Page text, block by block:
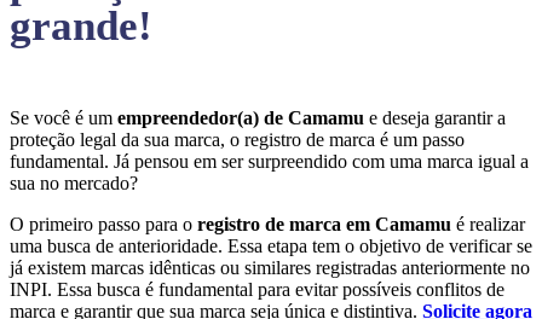
grande!
Se você é um empreendedor(a) de Camamu e deseja garantir a
proteção legal da sua marca, o registro de marca é um passo
fundamental. Já pensou em ser surpreendido com uma marca igual a
sua no mercado?
O primeiro passo para o registro de marca em Camamu é realizar
uma busca de anterioridade. Essa etapa tem o objetivo de verificar se
já existem marcas idênticas ou similares registradas anteriormente no
INPI. Essa busca é fundamental para evitar possíveis conflitos de
marca e garantir que sua marca seja única e distintiva. Solicite agora